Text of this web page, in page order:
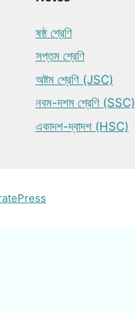
ষষ্ঠ শ্রেণি
সপ্তম শ্রেণি
অষ্টম শ্রেণি (JSC)
নবম-দশম শ্রেণি (SSC)
একাদশ-দ্বাদশ (HSC)